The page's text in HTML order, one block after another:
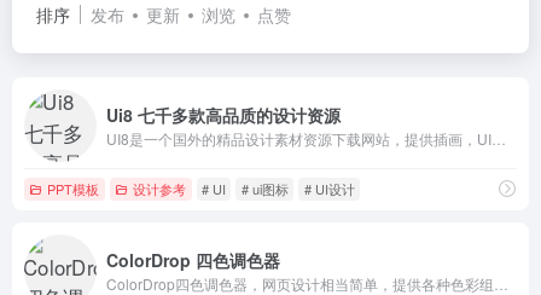
排序 发布 更新 浏览 点赞
Ui8 七千多款高品质的设计资源
PPT模板 设计参考 # UI # ui图标 # UI设计
ColorDrop 四色调色器